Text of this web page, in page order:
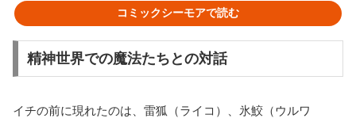
コミックシーモアで読む
精神世界での魔法たちとの対話
イチの前に現れたのは、雷狐（ライコ）、氷鮫（ウルワ